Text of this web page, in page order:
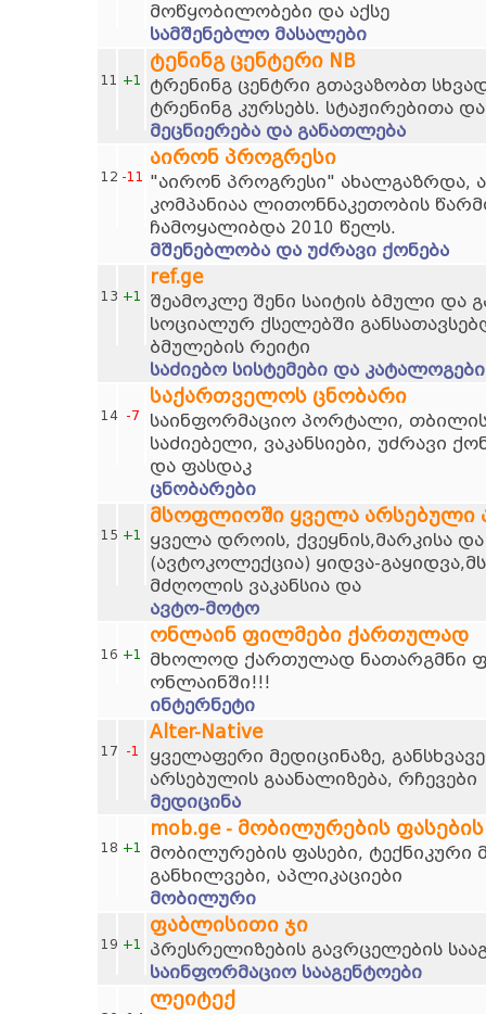
მოწყობილობები და აქსე
სამშენებლო მასალები
11 +1
ტენინგ ცენტერი NB
ტრენინგ ცენტრი გთავაზობთ
ტრენინგ კურსებს. სტაჟირებითა
მეცნიერება და განათლება
12 -11
აირონ პროგრესი
"აირონ პროგრესი" ახალგაზრდა,
კომპანიაა ლითონნაკეთობის
ჩამოყალიბდა 2010 წელს.
მშენებლობა და უძრავი ქონება
13 +1
ref.ge
შეამოკლე შენი საიტის ბმული და
სოციალურ ქსელებში
ბმულების რეიტი
საძიებო სისტემები და კატალოგები
14 -7
საქართველოს ცნობარი
საინფორმაციო პორტალი,
საძიებელი, ვაკანსიები, უძრავი
და ფასდაკ
ცნობარები
15 +1
მსოფლიოში ყველა არსებული
ყველა დროის, ქვეყნის,მარკისა
(ავტოკოლექცია) ყიდვა-
მძღოლის ვაკანსია და
ავტო-მოტო
16 +1
ონლაინ ფილმები ქართულად
მხოლოდ ქართულად ნათარგმნი
ონლაინში!!!
ინტერნეტი
17 -1
Alter-Native
ყველაფერი მედიცინაზე,
არსებულის გაანალიზება, რჩევები
მედიცინა
18 +1
mob.ge - მობილურების
მობილურების ფასები, ტექნიკური
განხილვები, აპლიკაციები
მობილური
19 +1
ფაბლისითი ჯი
პრესრელიზების გავრცელების
საინფორმაციო სააგენტოები
ლეიტექ